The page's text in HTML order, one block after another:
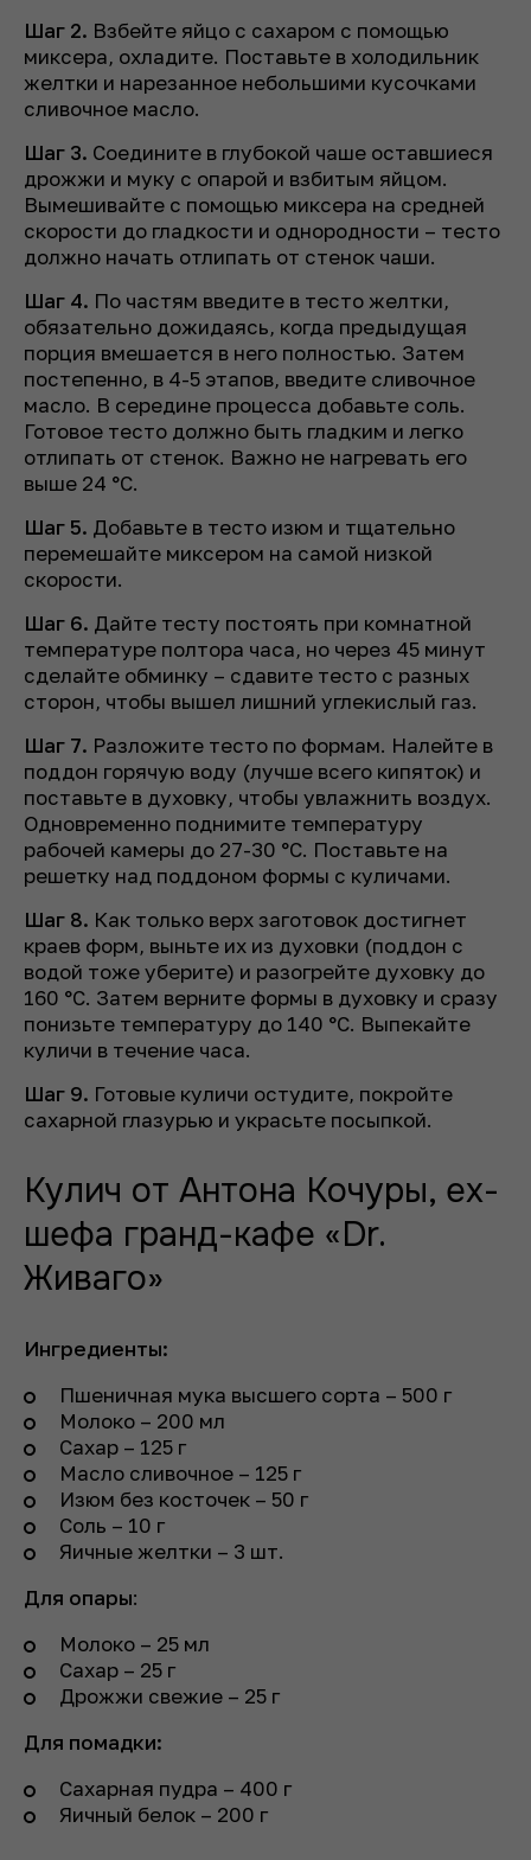
Шаг 2. Взбейте яйцо с сахаром с помощью
миксера, охладите. Поставьте в холодильник
желтки и нарезанное небольшими кусочками
сливочное масло.
Шаг 3. Соедините в глубокой чаше оставшиеся
дрожжи и муку с опарой и взбитым яйцом.
Вымешивайте с помощью миксера на средней
скорости до гладкости и однородности – тесто
должно начать отлипать от стенок чаши.
Шаг 4. По частям введите в тесто желтки,
обязательно дожидаясь, когда предыдущая
порция вмешается в него полностью. Затем
постепенно, в 4-5 этапов, введите сливочное
масло. В середине процесса добавьте соль.
Готовое тесто должно быть гладким и легко
отлипать от стенок. Важно не нагревать его
выше 24 °C.
Шаг 5. Добавьте в тесто изюм и тщательно
перемешайте миксером на самой низкой
скорости.
Шаг 6. Дайте тесту постоять при комнатной
температуре полтора часа, но через 45 минут
сделайте обминку – сдавите тесто с разных
сторон, чтобы вышел лишний углекислый газ.
Шаг 7. Разложите тесто по формам. Налейте в
поддон горячую воду (лучше всего кипяток) и
поставьте в духовку, чтобы увлажнить воздух.
Одновременно поднимите температуру
рабочей камеры до 27-30 °C. Поставьте на
решетку над поддоном формы с куличами.
Шаг 8. Как только верх заготовок достигнет
краев форм, выньте их из духовки (поддон с
водой тоже уберите) и разогрейте духовку до
160 °C. Затем верните формы в духовку и сразу
понизьте температуру до 140 °C. Выпекайте
куличи в течение часа.
Шаг 9. Готовые куличи остудите, покройте
сахарной глазурью и украсьте посыпкой.
Кулич от Антона Кочуры, ex-
шефа гранд-кафе «Dr.
Живаго»
Ингредиенты:
Пшеничная мука высшего сорта – 500 г
Молоко – 200 мл
Сахар – 125 г
Масло сливочное – 125 г
Изюм без косточек – 50 г
Соль – 10 г
Яичные желтки – 3 шт.
Для опары:
Молоко – 25 мл
Сахар – 25 г
Дрожжи свежие – 25 г
Для помадки:
Сахарная пудра – 400 г
Яичный белок – 200 г